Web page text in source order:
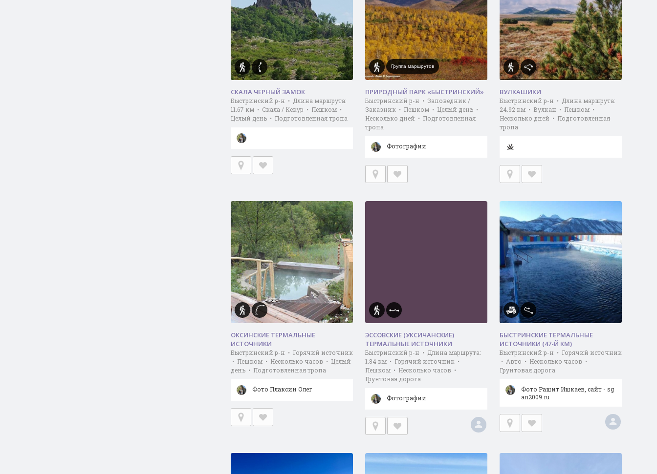
СКАЛА ЧЕРНЫЙ ЗАМОК
Быстринский р-н • Длина маршрута:
11.67 км • Скала / Кекур • Пешком •
Целый день • Подготовленная тропа
Группа маршрутов
ПРИРОДНЫЙ ПАРК «БЫСТРИНСКИЙ»
Быстринский р-н • Заповедник /
Заказник • Пешком • Целый день •
Несколько дней • Подготовленная
тропа
Фотографии
ВУЛКАШИКИ
Быстринский р-н • Длина маршрута:
24.92 км • Вулкан • Пешком •
Несколько дней • Подготовленная
тропа
ОКСИНСКИЕ ТЕРМАЛЬНЫЕ
ИСТОЧНИКИ
Быстринский р-н • Горячий источник
• Пешком • Несколько часов • Целый
день • Подготовленная тропа
Фото Плаксин Олег
ЭССОВСКИЕ (УКСИЧАНСКИЕ)
ТЕРМАЛЬНЫЕ ИСТОЧНИКИ
Быстринский р-н • Длина маршрута:
1.84 км • Горячий источник •
Пешком • Несколько часов •
Грунтовая дорога
Фотографии
БЫСТРИНСКИЕ ТЕРМАЛЬНЫЕ
ИСТОЧНИКИ (47-Й КМ)
Быстринский р-н • Горячий источник
• Авто • Несколько часов •
Грунтовая дорога
Фото Рашит Ишкаев, сайт - sg
an2009.ru